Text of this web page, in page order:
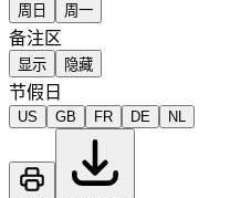
周日 周一
备注区
显示 隐藏
节假日
US GB FR DE NL